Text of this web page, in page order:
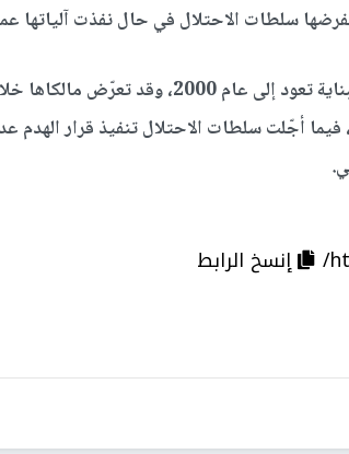
سلطات الاحتلال في حال نفذت آلياتها
وأوضحت محافظة القدس، أن البناية تعود إلى
فيما أجّلت سلطات الاحتلال تنفيذ قرار الهدم
إنسخ الرابط